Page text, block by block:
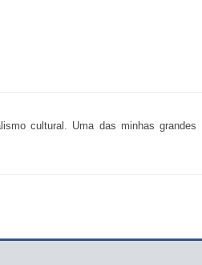
cultural. Uma das minhas